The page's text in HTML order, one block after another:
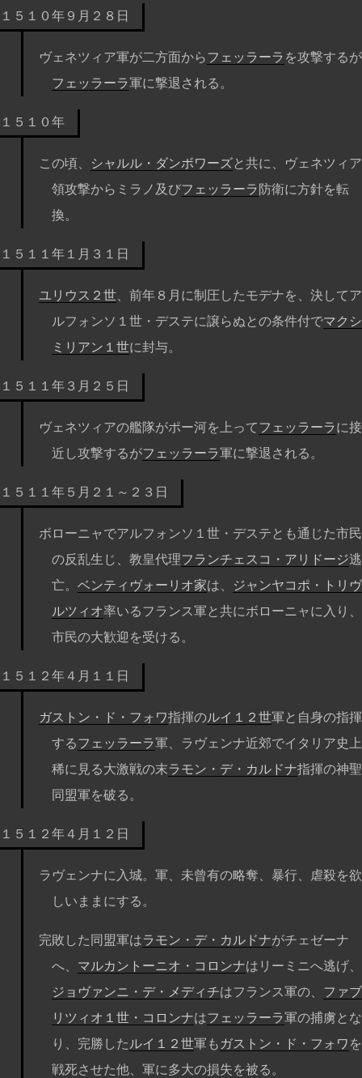
１５１０年９月２８日
ヴェネツィア軍が二方面からフェッラーラ を攻撃するが
フェッラーラ軍に撃退される。
１５１０年
この頃、 シャルル・ダンボワーズと共に、ヴェネツィア
領攻撃からミラノ及びフェッラーラ 防衛に方針を転
換。
１５１１年１月３１日
ユリウス２世 、前年８月に制圧したモデナを、決してア
ルフォンソ１世・デステに譲らぬとの条件付でマクシ
ミリアン１世に封与。
１５１１年３月２５日
ヴェネツィアの艦隊がポー河を上ってフェッラーラに接
近し攻撃するがフェッラーラ軍に撃退される。
１５１１年５月２１～２３日
ボローニャでアルフォンソ１世・デステとも通じた市民
の反乱生じ、教皇代理フランチェスコ・アリドージ逃
亡。 ベンティヴォーリオ家は、
ジャンヤコポ・トリヴ
ルツィオ率いるフランス軍と共にボローニャに入り、
市民の大歓迎を受ける。
１５１２年４月１１日
ガストン・ド・フォワ指揮のルイ１２世軍と自身の指揮
するフェッラーラ軍、ラヴェンナ近郊でイタリア史上
稀に見る大激戦の末ラモン・デ・カルドナ指揮の神聖
同盟軍を破る。
１５１２年４月１２日
ラヴェンナに入城。軍、未曾有の略奪、暴行、虐殺を欲
しいままにする。
完敗した同盟軍はラモン・デ・カルドナがチェゼーナ
へ、 マルカントーニオ・コロンナはリーミニへ逃げ、
ジョヴァンニ・デ・メディチはフランス軍の、 ファブ
リツィオ１世・コロンナはフェッラーラ軍の捕虜とな
り、完勝した ルイ１２世軍も ガストン・ド・フォワ を
戦死させた他、軍に多大の損失を被る。